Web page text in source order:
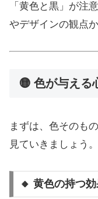
「黄色と黒」が注
やデザインの観点
🟡 色が与える
まずは、色そのも
見ていきましょう。
🔸 黄色の持つ